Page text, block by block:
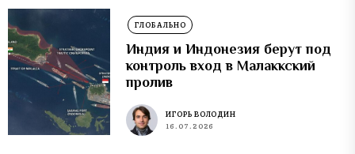
ГЛОБАЛЬНО
Индия и Индонезия берут под
контроль вход в Малаккский
пролив
ИГОРЬ ВОЛОДИН
16.07.2026